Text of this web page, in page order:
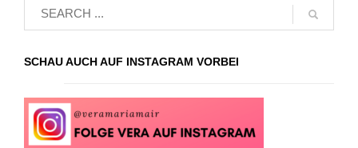
SCHAU AUCH AUF INSTAGRAM VORBEI